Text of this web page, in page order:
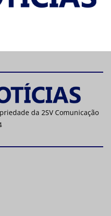
da 2SV Comunicação